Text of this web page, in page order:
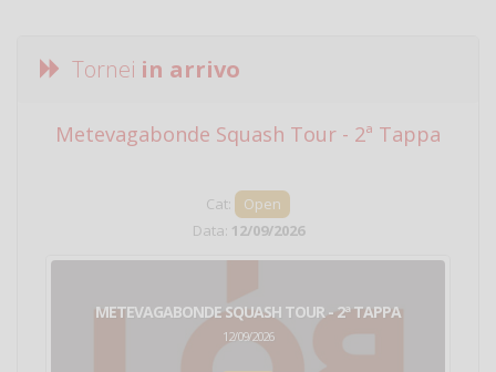
Tornei in arrivo
Metevagabonde Squash Tour - 2ª Tappa
Cat:
Open
Data: 12/09/2026
METEVAGABONDE SQUASH TOUR - 2ª TAPPA
12/09/2026